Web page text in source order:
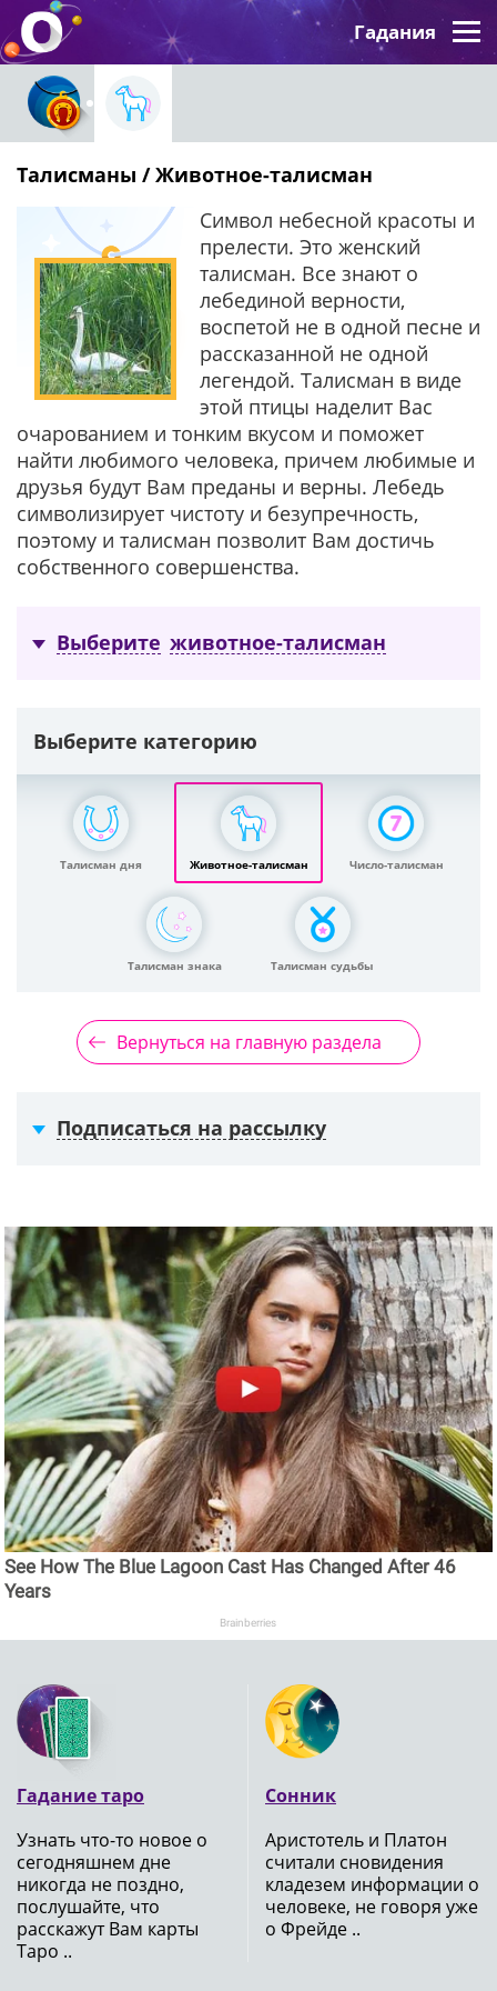
Гадания
Талисманы / Животное-талисман
Символ небесной красоты и
прелести. Это женский
талисман. Все знают о
лебединой верности,
воспетой не в одной песне и
рассказанной не одной
легендой. Талисман в виде
этой птицы наделит Вас
очарованием и тонким вкусом и поможет
найти любимого человека, причем любимые и
друзья будут Вам преданы и верны. Лебедь
символизирует чистоту и безупречность,
поэтому и талисман позволит Вам достичь
собственного совершенства.
Выберите животное-талисман
Выберите категорию
Талисман дня Животное-талисман Число-талисман
Талисман знака Талисман судьбы
Вернуться на главную раздела
Подписаться на рассылку
See How The Blue Lagoon Cast Has Changed After 46
Years
Brainberries
Гадание таро
Узнать что-то новое о
сегодняшнем дне
никогда не поздно,
послушайте, что
расскажут Вам карты
Таро ..
Сонник
Аристотель и Платон
считали сновидения
кладезем информации о
человеке, не говоря уже
о Фрейде ..